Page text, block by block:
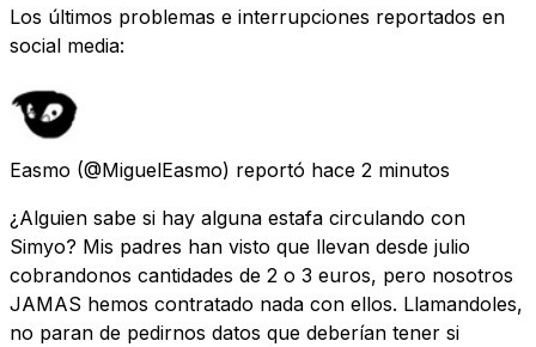
Los últimos problemas e interrupciones reportados en
social media:
Easmo (@MiguelEasmo) reportó hace 2 minutos
¿Alguien sabe si hay alguna estafa circulando con
Simyo? Mis padres han visto que llevan desde julio
cobrandonos cantidades de 2 o 3 euros, pero nosotros
JAMAS hemos contratado nada con ellos. Llamandoles,
no paran de pedirnos datos que deberían tener si